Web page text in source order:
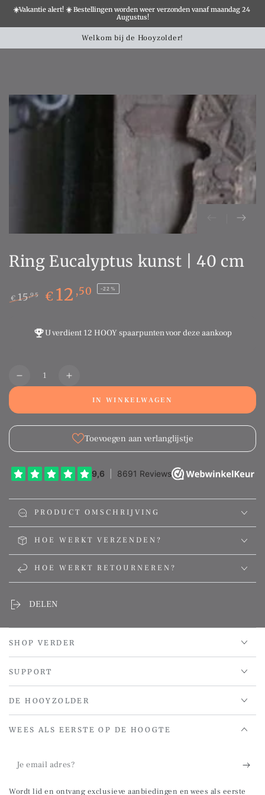
☀️Vakantie alert! ☀️ Bestellingen worden weer verzonden vanaf maandag 24
Augustus!
MISSING:Welkom bij de Hooyzolder!
MISSING:
Ring Eucalyptus kunst | 40 cm
€ 15,95 € 12 ,50 –22%
U verdient 12 HOOY spaarpuntenvoor deze aankoop
Aantal
Translation
nl.products.product.quantity.decrease
Translation
nl.products.product.quantity.increase
IN WINKELWAGEN
Toevoegen aan verlanglijstje
PRODUCT OMSCHRIJVING
HOE WERKT VERZENDEN?
HOE WERKT RETOURNEREN?
DELEN
SHOP VERDER
SUPPORT
DE HOOYZOLDER
WEES ALS EERSTE OP DE HOOGTE
Wordt lid en ontvang exclusieve aanbiedingen en wees als eerste